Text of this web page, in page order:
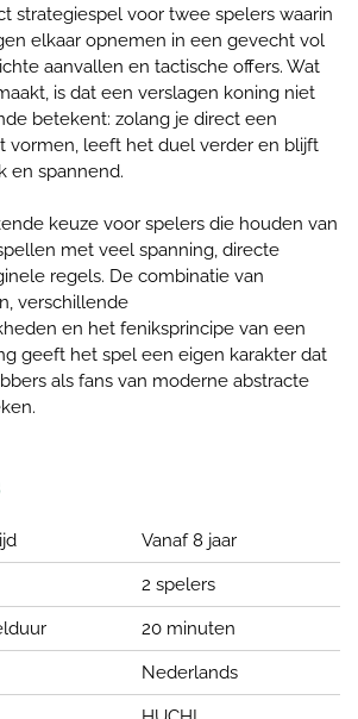
strategiespel voor twee spelers waarin
elkaar opnemen in een gevecht vol
aanvallen en tactische offers. Wat
is dat een verslagen koning niet
betekent: zolang je direct een
vormen, leeft het duel verder en blijft
en spannend.
keuze voor spelers die houden van
met veel spanning, directe
regels. De combinatie van
verschillende
en het feniksprincipe van een
geeft het spel een eigen karakter dat
als fans van moderne abstracte
Vanaf 8 jaar
2 spelers
20 minuten
Nederlands